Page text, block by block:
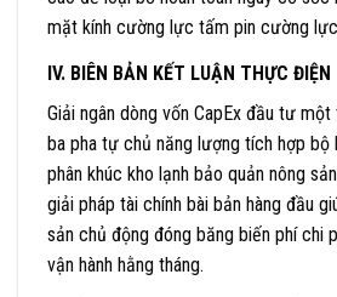
mặt kính cường lực tấm pin cường
IV. BIÊN BẢN KẾT LUẬN THỰC ĐIỆN
Giải ngân dòng vốn CapEx đầu tư
ba pha tự chủ năng lượng tích hợp bộ
phân khúc kho lạnh bảo quản nông
giải pháp tài chính bài bản hàng đầu
sản chủ động đóng băng biến phí chi
vận hành hằng tháng.